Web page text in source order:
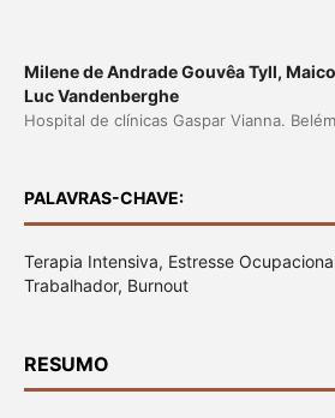
Milene de Andrade Gouvêa Tyll,
Luc Vandenberghe
Hospital de clínicas Gaspar Vianna.
PALAVRAS-CHAVE:
Terapia Intensiva, Estresse
Trabalhador, Burnout
RESUMO